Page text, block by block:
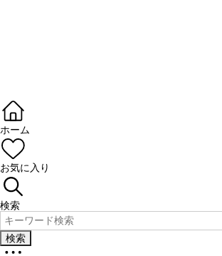
ホーム
お気に入り
検索
検索